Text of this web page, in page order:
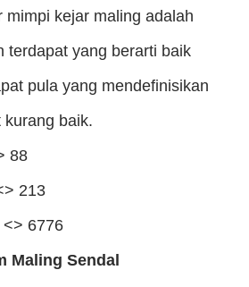
mimpi kejar maling adalah
terdapat yang berarti baik
pula yang mendefinisikan
kurang baik.
88
213
6776
Maling Sendal